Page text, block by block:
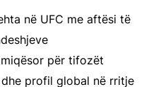
në UFC me aftësi të
për tifozët
profil global në rritje